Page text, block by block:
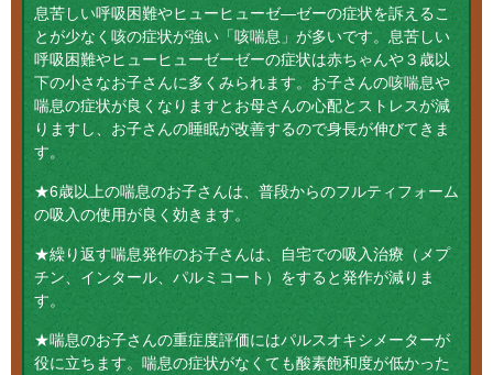
息苦しい呼吸困難やヒューヒューゼ―ゼーの症状を訴えるこ
とが少なく咳の症状が強い「咳喘息」が多いです。息苦しい
呼吸困難やヒューヒューゼーゼーの症状は赤ちゃんや３歳以
下の小さなお子さんに多くみられます。お子さんの咳喘息や
喘息の症状が良くなりますとお母さんの心配とストレスが減
りますし、お子さんの睡眠が改善するので身長が伸びてきま
す。
★6歳以上の喘息のお子さんは、普段からのフルティフォーム
の吸入の使用が良く効きます。
★繰り返す喘息発作のお子さんは、自宅での吸入治療（メプ
チン、インタール、パルミコート）をすると発作が減りま
す。
★喘息のお子さんの重症度評価にはパルスオキシメーターが
役に立ちます。喘息の症状がなくても酸素飽和度が低かった